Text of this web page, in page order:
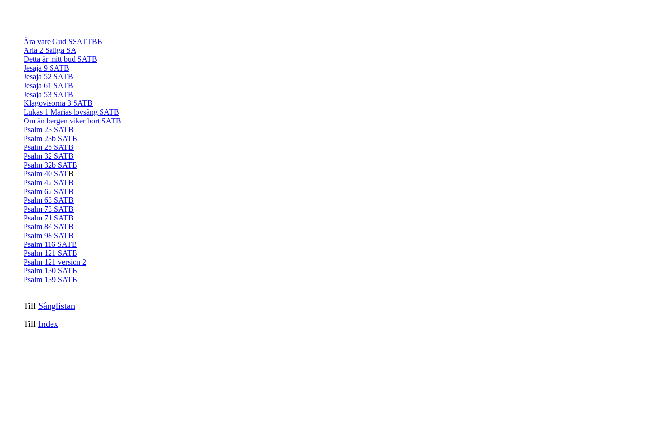
Ära vare Gud SSATTBB
Aria 2 Saliga SA
Detta är mitt bud SATB
Jesaja 9 SATB
Jesaja 52 SATB
Jesaja 61 SATB
Jesaja 53 SATB
Klagovisorna 3 SATB
Lukas 1 Marias lovsång SATB
Om än bergen viker bort SATB
Psalm 23 SATB
Psalm 23b SATB
Psalm 25 SATB
Psalm 32 SATB
Psalm 32b SATB
Psalm 40 SATB
Psalm 42 SATB
Psalm 62 SATB
Psalm 63 SATB
Psalm 73 SATB
Psalm 71 SATB
Psalm 84 SATB
Psalm 98 SATB
Psalm 116 SATB
Psalm 121 SATB
Psalm 121 version 2
Psalm 130 SATB
Psalm 139 SATB
Till Sånglistan
Till Index